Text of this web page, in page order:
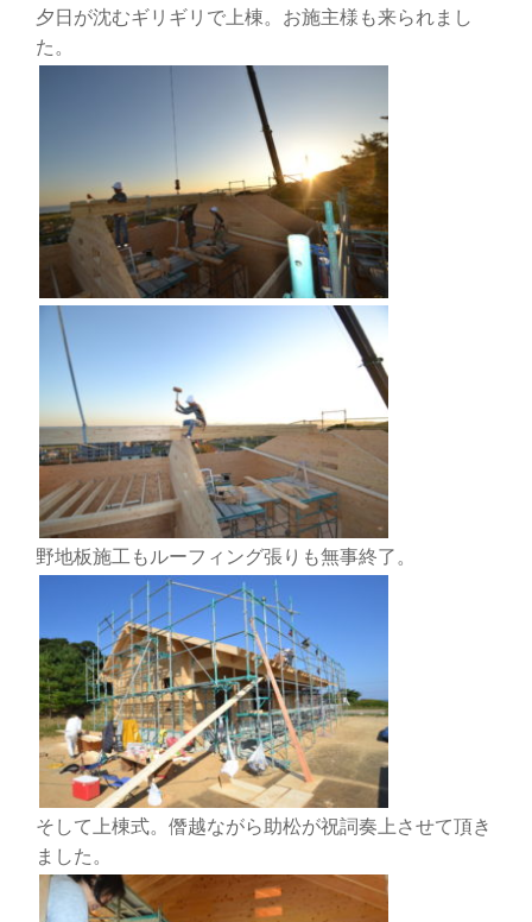
夕日が沈むギリギリで上棟。お施主様も来られまし
た。
野地板施工もルーフィング張りも無事終了。
そして上棟式。僭越ながら助松が祝詞奏上させて頂き
ました。